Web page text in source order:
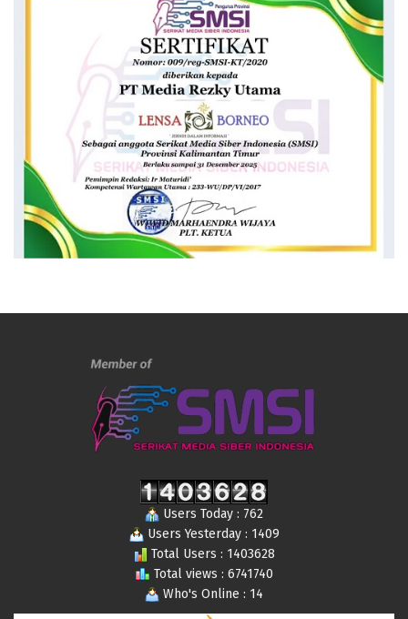
Users Today : 762
Users Yesterday : 1409
Total Users : 1403628
Total views : 6741740
Who's Online : 14